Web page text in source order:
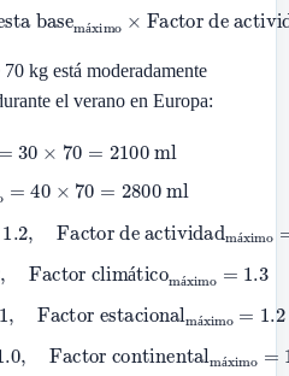
base máximo×
climático máximo×
continental máximo
kg está moderadamente
el verano en Europa:
=30× 70= 2100ml
=40×70 2800ml
á
min =1.2,
máximo=1.3
á
Factor climáticomáximo 1.3
min=1.1 ,
máximo=1.2
á
min=1.0,
máximo=1.0